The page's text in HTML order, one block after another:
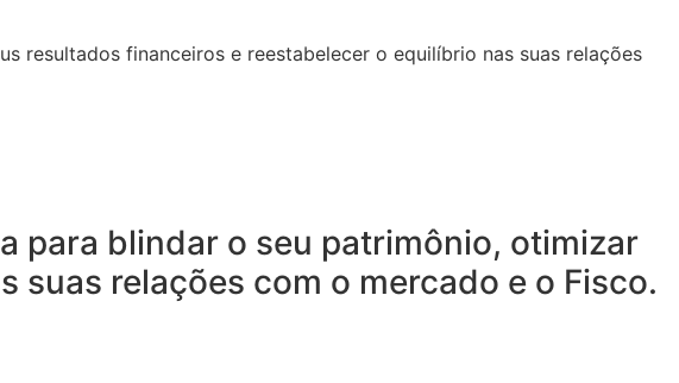
resultados financeiros e reestabelecer o equilíbrio nas suas relações
para blindar o seu patrimônio, otimizar
relações com o mercado e o Fisco.